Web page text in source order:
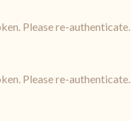
Please re-authenticate.
Please re-authenticate.